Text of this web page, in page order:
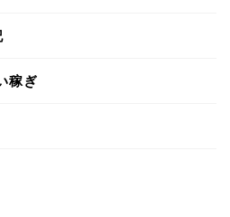
稼ぎ